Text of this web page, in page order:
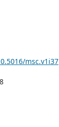
msc.v1i37